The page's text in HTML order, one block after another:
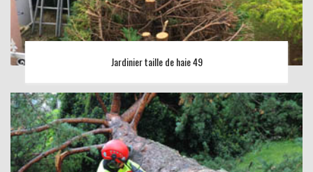
Jardinier taille de haie 49